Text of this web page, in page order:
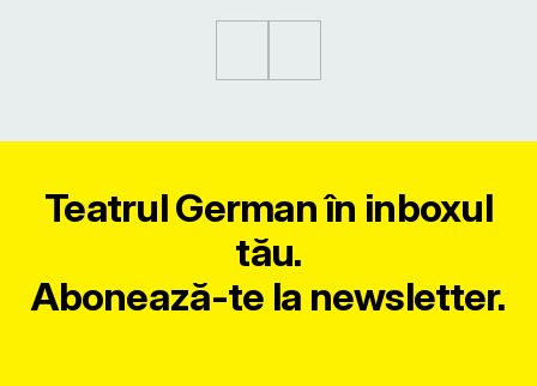
Teatrul German în inboxul
tău.
Abonează-te la newsletter.